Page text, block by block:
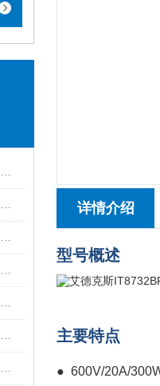
回馈式直流电子负载能源循环的绿色引擎
为什么工程师首选回馈式直流电子负载进行电源测试？
回馈式直流电子负载：现代电源测试与调试的得力助手
回馈式直流电子负载的主要技术指标说明
回馈式直流电子负载的恒压模式有什么用途?
选购回馈式直流电子负载需要考虑的九大要素
购买回馈式直流电子负载需要考虑哪些要素？
详情介绍
型号概述
主要特点
● 600V/20A/